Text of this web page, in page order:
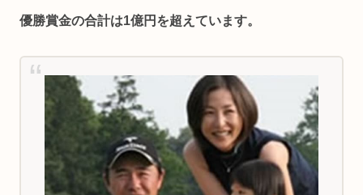
優勝賞金の合計は1億円を超えています。